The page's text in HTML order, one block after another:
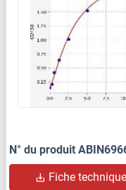
N° du produit
Fiche technique